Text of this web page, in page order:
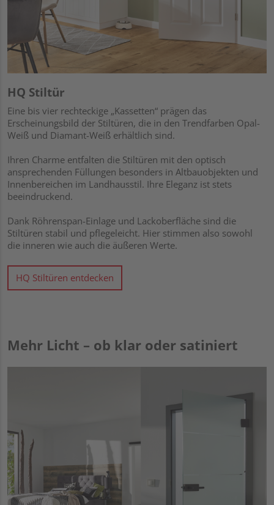
HQ Stiltür
Eine bis vier rechteckige „Kassetten“ prägen das
Erscheinungsbild der Stiltüren, die in den Trendfarben Opal-
Weiß und Diamant-Weiß erhältlich sind.
Ihren Charme entfalten die Stiltüren mit den optisch
ansprechenden Füllungen besonders in Altbauobjekten und
Innenbereichen im Landhausstil. Ihre Eleganz ist stets
beeindruckend.
Dank Röhrenspan-Einlage und Lackoberfläche sind die
Stiltüren stabil und pflegeleicht. Hier stimmen also sowohl
die inneren wie auch die äußeren Werte.
HQ Stiltüren entdecken
Mehr Licht – ob klar oder satiniert